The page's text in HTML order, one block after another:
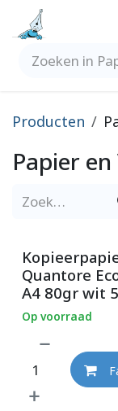
Overslaan naar
Producten
Papier
Quantore
A4 80gr wit
Op voorraad